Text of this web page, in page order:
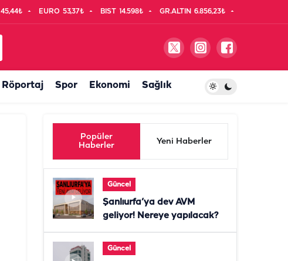
45,44₺ EURO 53,37₺ BIST 14.598₺ GR.ALTIN 6.856,23₺
Röportaj Spor Ekonomi Sağlık
Popüler
Haberler
Yeni Haberler
Güncel
Şanlıurfa’ya dev AVM
geliyor! Nereye yapılacak?
Güncel